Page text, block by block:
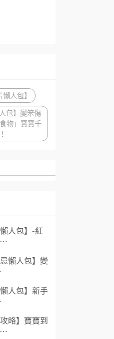
人包】
包】變笨傷
物」寶寶千
人包】-紅
⋯
懶人包】變
人包】新手
略】寶寶到
⋯